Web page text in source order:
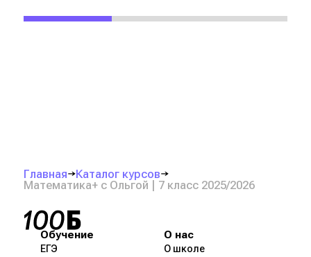
Главная
Каталог курсов
Математика+ с Ольгой | 7 класс 2025/2026
Обучение
ЕГЭ
О нас
О школе